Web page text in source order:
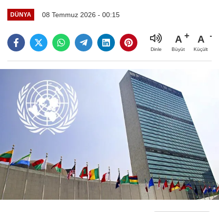
DÜNYA 08 Temmuz 2026 - 00:15
Dinle
A
Büyüt
A
Küçült